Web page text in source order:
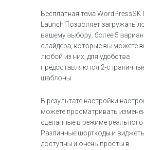
Бесплатная тема
Launch Позволяет загружать
вашему выбору, более 5
слайдера, которые вы можете
любой из них, для удобства
предоставляются 2-
шаблоны.
В результате настройки
можете просматривать
сделанные в режиме
Различные шорткоды и
доступны и очень просты в